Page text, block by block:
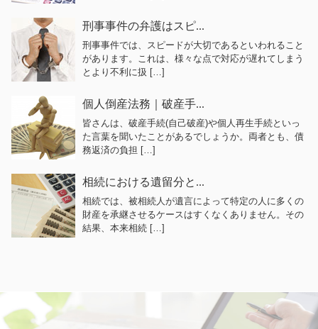
刑事事件の弁護はスピ...
刑事事件では、スピードが大切であるといわれること
があります。これは、様々な点で対応が遅れてしまう
とより不利に扱 […]
個人倒産法務｜破産手...
皆さんは、破産手続(自己破産)や個人再生手続といっ
た言葉を聞いたことがあるでしょうか。両者とも、債
務返済の負担 […]
相続における遺留分と...
相続では、被相続人が遺言によって特定の人に多くの
財産を承継させるケースはすくなくありません。その
結果、本来相続 […]